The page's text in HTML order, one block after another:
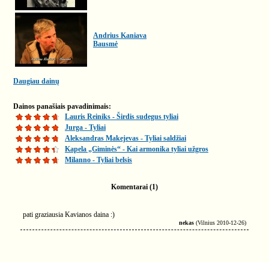
Andrius Kaniava
Bausmė
Daugiau dainų
Dainos panašiais pavadinimais:
Lauris Reiniks - Širdis sudegus tyliai
Jurga - Tyliai
Aleksandras Makejevas - Tyliai saldžiai
Kapela „Giminės“ - Kai armonika tyliai užgros
Milanno - Tyliai belsis
Komentarai (1)
pati graziausia Kavianos daina :)
nekas (Vilnius 2010-12-26)